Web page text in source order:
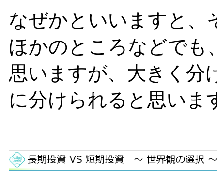
なぜかといいますと、
ほかのところなどでも
思いますが、大きく分
に分けられると思いま